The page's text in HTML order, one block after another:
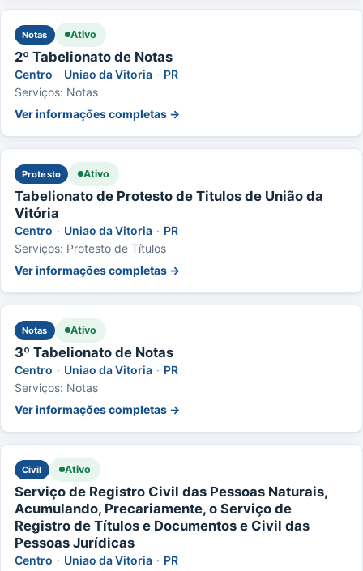
Notas Ativo
2º Tabelionato de Notas
Centro · Uniao da Vitoria · PR
Serviços: Notas
Ver informações completas →
Protesto Ativo
Tabelionato de Protesto de Titulos de União da
Vitória
Centro · Uniao da Vitoria · PR
Serviços: Protesto de Títulos
Ver informações completas →
Notas Ativo
3º Tabelionato de Notas
Centro · Uniao da Vitoria · PR
Serviços: Notas
Ver informações completas →
Civil Ativo
Serviço de Registro Civil das Pessoas Naturais,
Acumulando, Precariamente, o Serviço de
Registro de Títulos e Documentos e Civil das
Pessoas Jurídicas
Centro · Uniao da Vitoria · PR